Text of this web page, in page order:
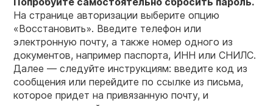
На странице авторизации выберите опцию
«Восстановить». Введите телефон или
электронную почту, а также номер одного из
документов, например паспорта, ИНН или СНИЛС.
Далее — следуйте инструкциям: введите код из
сообщения или перейдите по ссылке из письма,
которое придет на привязанную почту, и